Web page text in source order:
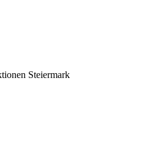
Steiermark